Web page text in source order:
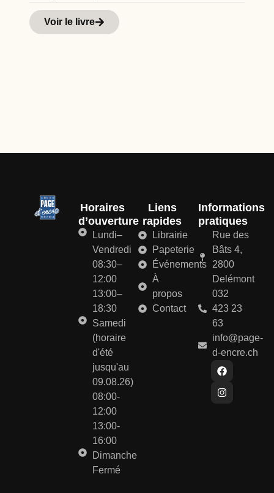
Voir le livre
Horaires
d’ouverture
Lundi–
Vendredi
08:30–
12:00
13:00–
18:30
Samedi
(horaire
d'été
jusqu'au
09.08.26)
08:00-
12:00
13:00-
16:00
Dimanche
Fermé
Liens
rapides
Librairie
Papeterie
Événements
À
propos
Contact
Informations
pratiques
Rue des
Bâts 4,
2800
Delémont
032
423 23
63
info@page-
d-encre.ch